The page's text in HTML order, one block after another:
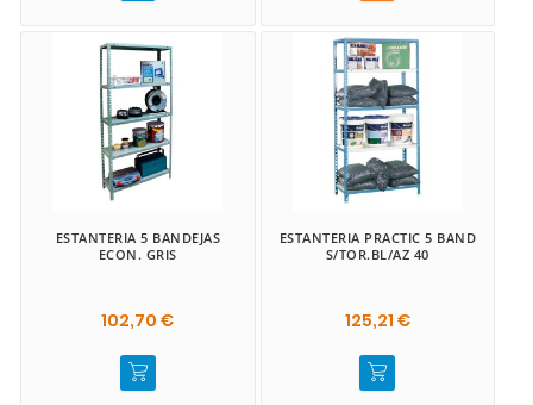
ESTANTERIA 5 BANDEJAS
ECON. GRIS
102,70 €
ESTANTERIA PRACTIC 5 BAND
S/TOR.BL/AZ 40
125,21 €